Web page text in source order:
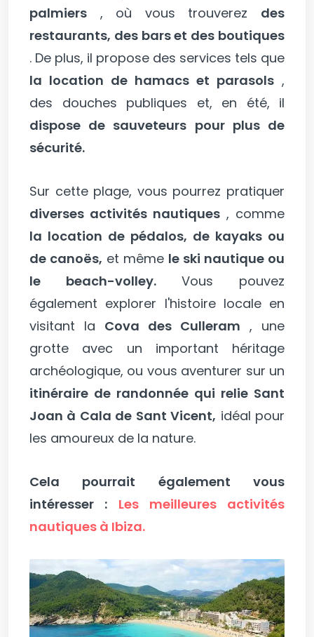
palmiers , où vous trouverez des
restaurants, des bars et des boutiques
. De plus, il propose des services tels que
la location de hamacs et parasols ,
des douches publiques et, en été, il
dispose de sauveteurs pour plus de
sécurité.
Sur cette plage, vous pourrez pratiquer
diverses activités nautiques , comme
la location de pédalos, de kayaks ou
de canoës, et même le ski nautique ou
le beach-volley.Vous pouvez
également explorer l'histoire locale en
visitant la Cova des Culleram , une
grotte avec un important héritage
archéologique, ou vous aventurer sur un
itinéraire de randonnée qui relie Sant
Joan à Cala de Sant Vicent, idéal pour
les amoureux de la nature.
Cela pourrait également vous
intéresser : Les meilleures activités
nautiques à Ibiza.